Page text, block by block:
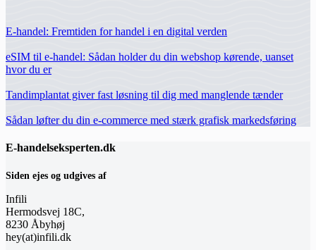
E-handel: Fremtiden for handel i en digital verden
eSIM til e-handel: Sådan holder du din webshop kørende, uanset
hvor du er
Tandimplantat giver fast løsning til dig med manglende tænder
Sådan løfter du din e-commerce med stærk grafisk markedsføring
E-handelseksperten.dk
Siden ejes og udgives af
Infili
Hermodsvej 18C,
8230 Åbyhøj
hey(at)infili.dk